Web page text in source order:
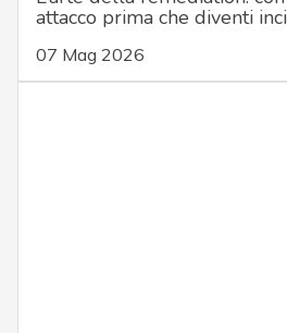
attacco prima che diventi
07 Mag 2026